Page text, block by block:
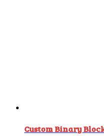
Custom Binary